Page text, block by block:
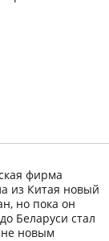
фирма
из Китая новый
но пока он
Беларуси стал
новым